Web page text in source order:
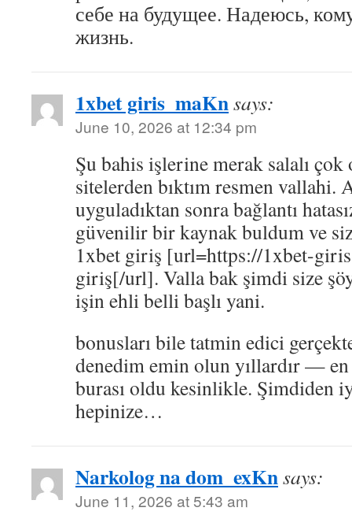
себе на будущее. Надеюсь,
жизнь.
1xbet giris_maKnsays:
June 10, 2026 at 12:34 pm
Şu bahis işlerine merak salalı
sitelerden bıktım resmen vallahi.
uyguladıktan sonra bağlantı
güvenilir bir kaynak buldum ve
1xbet giriş [url=https://1xbet-
giriş[/url]. Valla bak şimdi size
işin ehli belli başlı yani.
bonusları bile tatmin edici
denedim emin olun yıllardır — en
burası oldu kesinlikle. Şimdiden
hepinize…
Narkolog na dom_exKnsays:
June 11, 2026 at 5:43 am